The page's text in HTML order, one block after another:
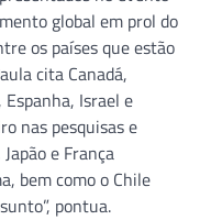
global em prol do
os países que estão
cita Canadá,
Israel e
nas pesquisas e
e França
bem como o Chile
pontua.